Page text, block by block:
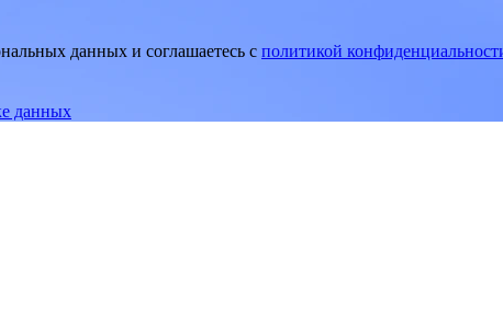
данных и соглашаетесь c политикой
данных